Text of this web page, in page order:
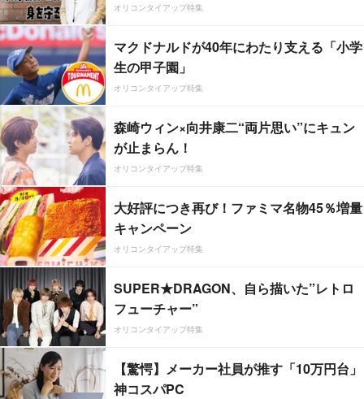
オリコンタイアップ特集
マクドナルドが40年にわたり支える「小学
生の甲子園」
オリコンタイアップ特集
森崎ウィン×向井康二“両片思い”にキュン
が止まらん！
オリコンタイアップ特集
大好評につき再び！ファミマ名物45％増量
キャンペーン
オリコンタイアップ特集
SUPER★DRAGON、自ら描いた”レトロ
フューチャー”
オリコンタイアップ特集
【驚愕】メーカー社員が推す「10万円台」
神コスパPC